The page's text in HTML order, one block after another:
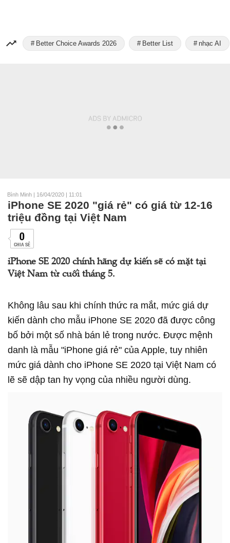
Better Choice Awards 2026 Better List nhạc AI
Bình Minh | 16/04/2020 | 11:01
iPhone SE 2020 "giá rẻ" có giá từ 12-16
triệu đồng tại Việt Nam
0
CHIA SẺ
iPhone SE 2020 chính hãng dự kiến sẽ có mặt tại
Việt Nam từ cuối tháng 5.
Không lâu sau khi chính thức ra mắt, mức giá dự
kiến dành cho mẫu iPhone SE 2020 đã được công
bố bởi một số nhà bán lẻ trong nước. Được mệnh
danh là mẫu "iPhone giá rẻ" của Apple, tuy nhiên
mức giá dành cho iPhone SE 2020 tại Việt Nam có
lẽ sẽ dập tan hy vọng của nhiều người dùng.